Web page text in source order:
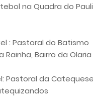
na Quadra do
: Pastoral do Batismo
Rainha, Bairro da Olaria
Pastoral da Catequese